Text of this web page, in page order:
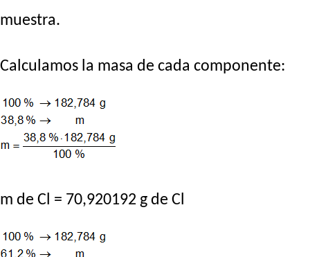
muestra.
Calculamos la masa de cada componente:
m de Cl = 70,920192 g de Cl